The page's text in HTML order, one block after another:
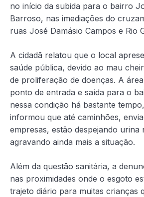
no início da subida para o bairro
Barroso, nas imediações do
ruas José Damásio Campos e Rio
A cidadã relatou que o local
saúde pública, devido ao mau
de proliferação de doenças. A
ponto de entrada e saída para o
nessa condição há bastante
informou que até caminhões,
empresas, estão despejando urina
agravando ainda mais a situação.
Além da questão sanitária, a
nas proximidades onde o esgoto
trajeto diário para muitas crianças